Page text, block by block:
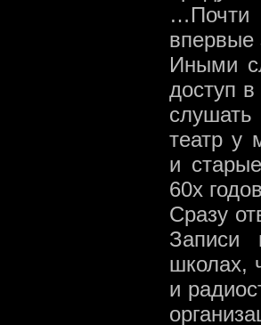
…Почти
впервые
Иными
доступ
театр у
и
60х
Сразу
Записи
школах,
и